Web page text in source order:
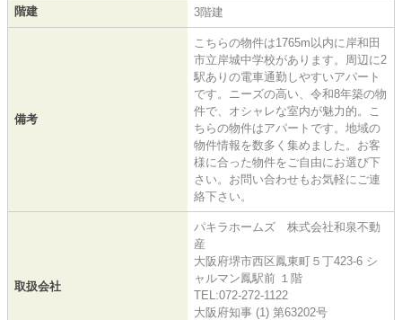
階建 3階建
備考
こちらの物件は1765m以内に岸和田
市立岸城中学校があります。周辺に2
駅ありの電車通勤しやすいアパート
です。ニーズの高い、令和8年築の物
件で、オシャレな室内が魅力的。こ
ちらの物件はアパートです。地域の
物件情報を数多く集めました。お客
様に合った物件をご自由にお選び下
さい。お問い合わせもお気軽にご連
絡下さい。
取扱会社
パキラホームズ 株式会社和泉不動
産
大阪府堺市西区鳳東町５丁423-6 シ
ャルマン鳳駅前 １階
TEL:072-272-1122
大阪府知事 (1) 第63202号